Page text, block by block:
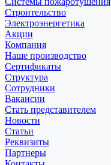
Строительство
Электроэнергетика
Акции
Компания
Наше производство
Сертификаты
Структура
Сотрудники
Вакансии
Стать представителем
Новости
Статьи
Реквизиты
Партнеры